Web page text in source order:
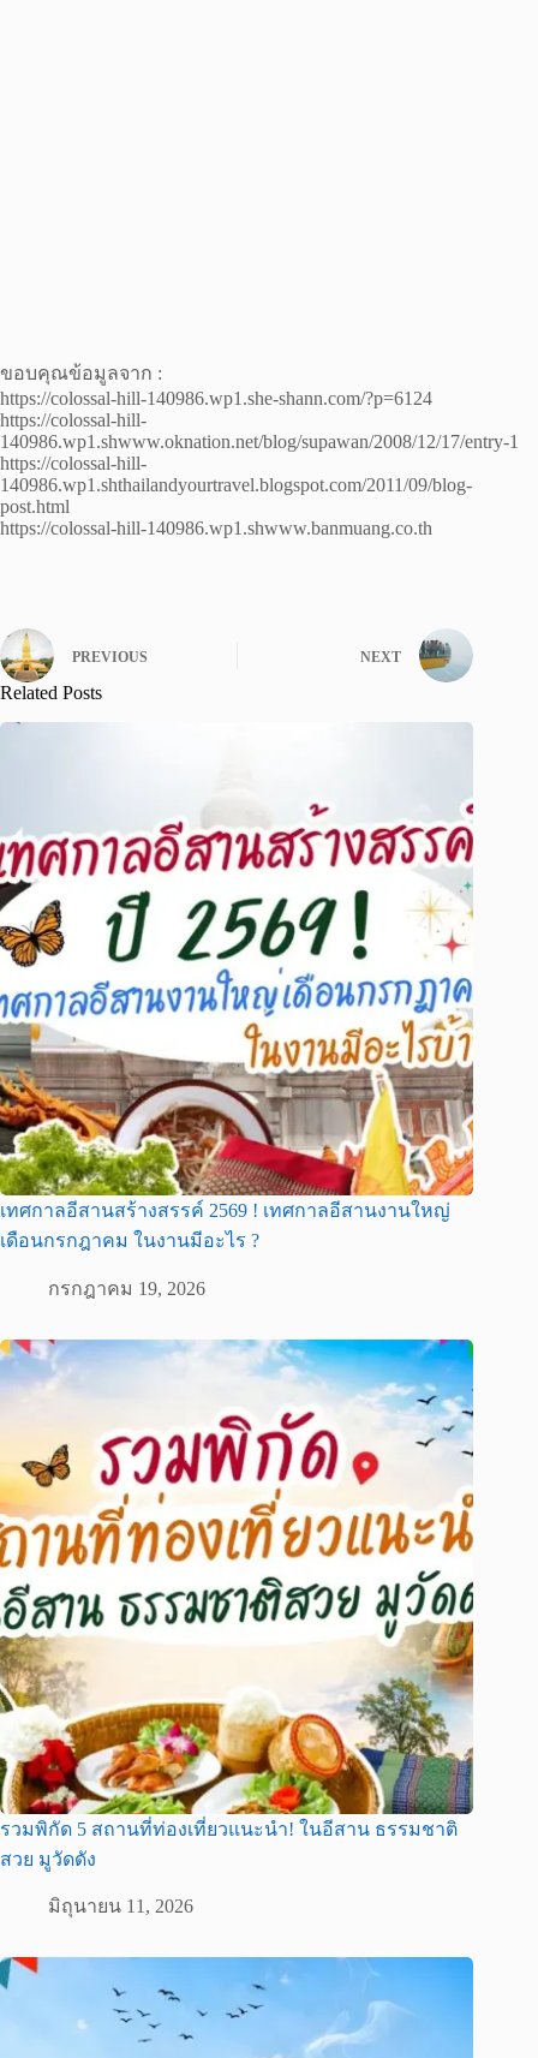
ขอบคุณข้อมูลจาก :
https://colossal-hill-140986.wp1.she-shann.com/?p=6124
https://colossal-hill-
140986.wp1.shwww.oknation.net/blog/supawan/2008/12/17/entry-1
https://colossal-hill-
140986.wp1.shthailandyourtravel.blogspot.com/2011/09/blog-
post.html
https://colossal-hill-140986.wp1.shwww.banmuang.co.th
PREVIOUS NEXT
Related Posts
เทศกาลอีสานสร้างสรรค์ 2569 ! เทศกาลอีสานงานใหญ่
เดือนกรกฎาคม ในงานมีอะไร ?
กรกฎาคม 19, 2026
รวมพิกัด 5 สถานที่ท่องเที่ยวแนะนำ! ในอีสาน ธรรมชาติ
สวย มูวัดดัง
มิถุนายน 11, 2026